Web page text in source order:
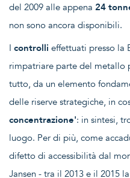
del 2009 alle appena 24
non sono ancora disponibili.
I controlli effettuati presso la
rimpatriare parte del metallo
tutto, da un elemento
delle riserve strategiche, in
concentrazione': in sintesi,
luogo. Per di più, come
difetto di accessibilità dal
Jansen - tra il 2013 e il 2015